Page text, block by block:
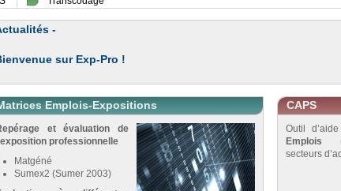
-
sur Exp-Pro !
Emplois-Expositions
et évaluation de
professionnelle
Matgéné
Sumex2 (Sumer 2003)
CAPS
Outil
Emplois
secteurs